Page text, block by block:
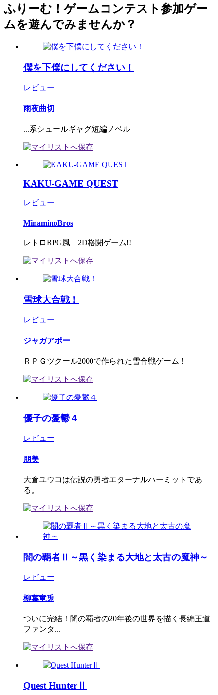
ふりーむ！ゲームコンテスト参加ゲー
ムを遊んでみませんか？
僕を下僕にしてください！
レビュー
雨夜曲切
...系シュールギャグ短編ノベル
KAKU-GAME QUEST
レビュー
MinaminoBros
レトロRPG風 2D格闘ゲーム!!
雪球大合戦！
レビュー
ジャガアポー
ＲＰＧツクール2000で作られた雪合戦ゲーム！
優子の憂鬱４
レビュー
朋美
大倉ユウコは伝説の勇者エターナルハーミットであ
る。
闇の覇者Ⅱ～黒く染まる大地と太古の魔神～
レビュー
柳葉竜兎
ついに完結！闇の覇者の20年後の世界を描く長編王道
ファンタ...
Quest HunterⅡ